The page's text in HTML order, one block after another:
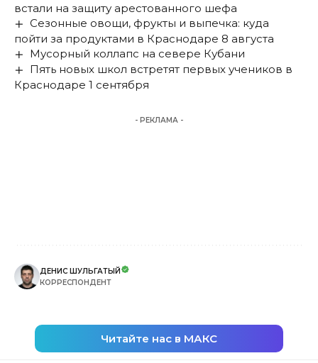
встали на защиту арестованного шефа
Сезонные овощи, фрукты и выпечка: куда
пойти за продуктами в Краснодаре 8 августа
Мусорный коллапс на севере Кубани
Пять новых школ встретят первых учеников в
Краснодаре 1 сентября
- РЕКЛАМА -
ДЕНИС ШУЛЬГАТЫЙ
КОРРЕСПОНДЕНТ
Читайте нас в МАКС